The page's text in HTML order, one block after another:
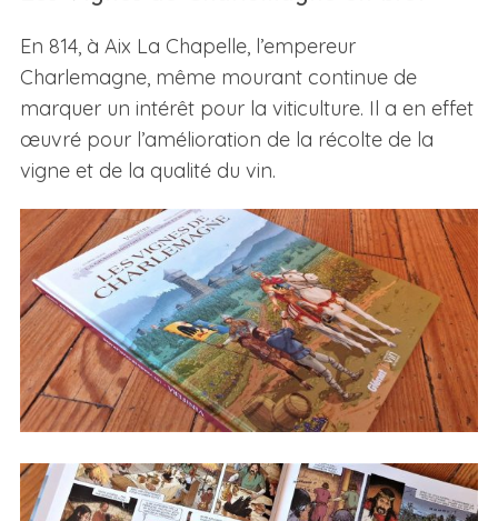
En 814, à Aix La Chapelle, l’empereur
Charlemagne, même mourant continue de
marquer un intérêt pour la viticulture. Il a en effet
œuvré pour l’amélioration de la récolte de la
vigne et de la qualité du vin.